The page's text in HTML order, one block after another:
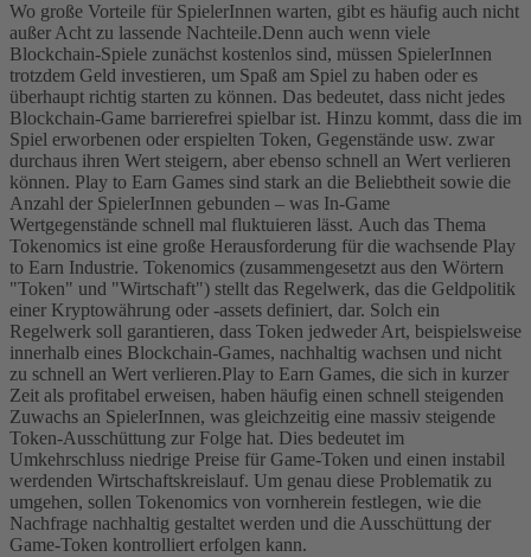
Wo große Vorteile für SpielerInnen warten, gibt es häufig auch nicht
außer Acht zu lassende Nachteile.Denn auch wenn viele
Blockchain-Spiele zunächst kostenlos sind, müssen SpielerInnen
trotzdem Geld investieren, um Spaß am Spiel zu haben oder es
überhaupt richtig starten zu können. Das bedeutet, dass nicht jedes
Blockchain-Game barrierefrei spielbar ist. Hinzu kommt, dass die im
Spiel erworbenen oder erspielten Token, Gegenstände usw. zwar
durchaus ihren Wert steigern, aber ebenso schnell an Wert verlieren
können. Play to Earn Games sind stark an die Beliebtheit sowie die
Anzahl der SpielerInnen gebunden – was In-Game
Wertgegenstände schnell mal fluktuieren lässt. Auch das Thema
Tokenomics ist eine große Herausforderung für die wachsende Play
to Earn Industrie. Tokenomics (zusammengesetzt aus den Wörtern
"Token" und "Wirtschaft") stellt das Regelwerk, das die Geldpolitik
einer Kryptowährung oder -assets definiert, dar. Solch ein
Regelwerk soll garantieren, dass Token jedweder Art, beispielsweise
innerhalb eines Blockchain-Games, nachhaltig wachsen und nicht
zu schnell an Wert verlieren.Play to Earn Games, die sich in kurzer
Zeit als profitabel erweisen, haben häufig einen schnell steigenden
Zuwachs an SpielerInnen, was gleichzeitig eine massiv steigende
Token-Ausschüttung zur Folge hat. Dies bedeutet im
Umkehrschluss niedrige Preise für Game-Token und einen instabil
werdenden Wirtschaftskreislauf. Um genau diese Problematik zu
umgehen, sollen Tokenomics von vornherein festlegen, wie die
Nachfrage nachhaltig gestaltet werden und die Ausschüttung der
Game-Token kontrolliert erfolgen kann.